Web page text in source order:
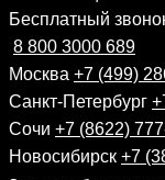
Бесплатный
8 800 3000 689
Москва +7 (499)
Санкт-Петербург
Сочи +7 (8622)
Новосибирск +7